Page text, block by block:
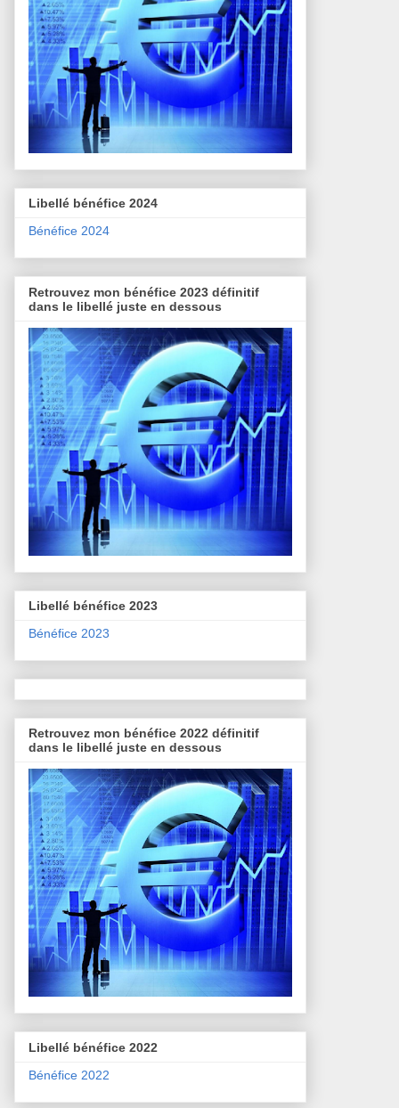
Libellé bénéfice 2024
Bénéfice 2024
Retrouvez mon bénéfice 2023 définitif
dans le libellé juste en dessous
Libellé bénéfice 2023
Bénéfice 2023
Retrouvez mon bénéfice 2022 définitif
dans le libellé juste en dessous
Libellé bénéfice 2022
Bénéfice 2022